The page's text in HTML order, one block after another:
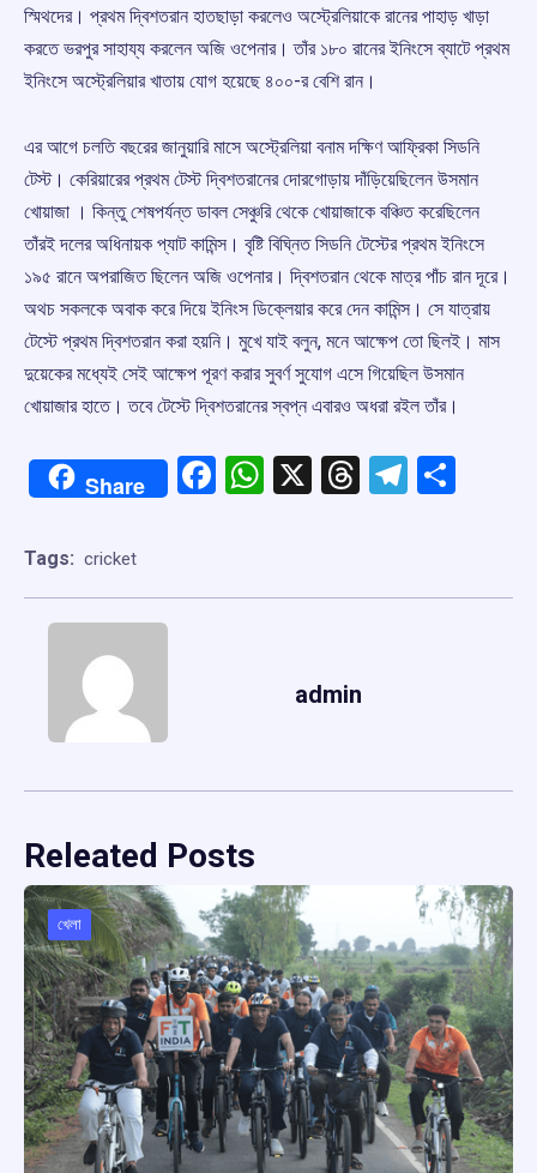
স্মিথদের। প্রথম দ্বিশতরান হাতছাড়া করলেও অস্ট্রেলিয়াকে রানের পাহাড় খাড়া
করতে ভরপুর সাহায্য করলেন অজি ওপেনার। তাঁর ১৮০ রানের ইনিংসে ব্যাটে প্রথম
ইনিংসে অস্ট্রেলিয়ার খাতায় যোগ হয়েছে ৪০০-র বেশি রান।
এর আগে চলতি বছরের জানুয়ারি মাসে অস্ট্রেলিয়া বনাম দক্ষিণ আফ্রিকা সিডনি
টেস্ট। কেরিয়ারের প্রথম টেস্ট দ্বিশতরানের দোরগোড়ায় দাঁড়িয়েছিলেন উসমান
খোয়াজা । কিন্তু শেষপর্যন্ত ডাবল সেঞ্চুরি থেকে খোয়াজাকে বঞ্চিত করেছিলেন
তাঁরই দলের অধিনায়ক প্যাট কামিন্স। বৃষ্টি বিঘ্নিত সিডনি টেস্টের প্রথম ইনিংসে
১৯৫ রানে অপরাজিত ছিলেন অজি ওপেনার। দ্বিশতরান থেকে মাত্র পাঁচ রান দূরে।
অথচ সকলকে অবাক করে দিয়ে ইনিংস ডিক্লেয়ার করে দেন কামিন্স। সে যাত্রায়
টেস্টে প্রথম দ্বিশতরান করা হয়নি। মুখে যাই বলুন, মনে আক্ষেপ তো ছিলই। মাস
দুয়েকের মধ্যেই সেই আক্ষেপ পূরণ করার সুবর্ণ সুযোগ এসে গিয়েছিল উসমান
খোয়াজার হাতে। তবে টেস্টে দ্বিশতরানের স্বপ্ন এবারও অধরা রইল তাঁর।
Share Facebook
WhatsApp
X Threads
Tags: cricket
admin
Releated Posts
খেলা